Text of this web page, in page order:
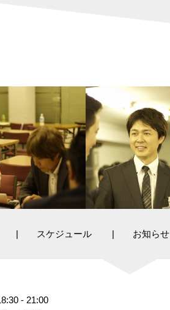
スケジュール お知らせ
- 21:00